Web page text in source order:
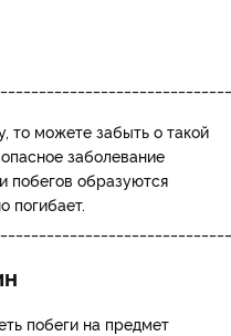
то можете забыть о такой
заболевание
побегов образуются
погибает.
побеги на предмет